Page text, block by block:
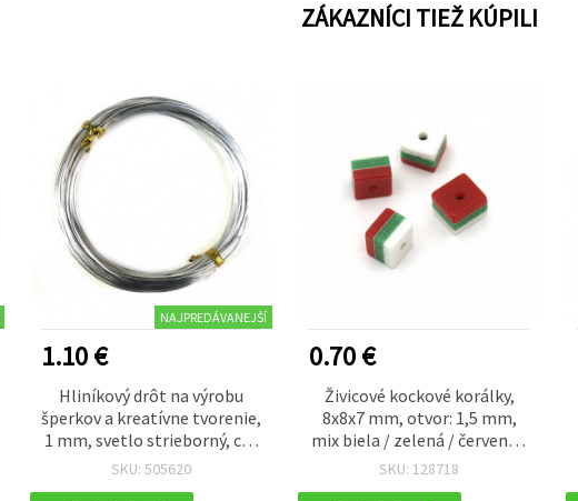
ZÁKAZNÍCI TIEŽ KÚPILI
NAJPREDÁVANEJŠÍ
1.10 €
Hliníkový drôt na výrobu
šperkov a kreatívne tvorenie,
1 mm, svetlo strieborný, cca
10 m
SKU: 505620
0.70 €
Živicové kockové korálky,
8x8x7 mm, otvor: 1,5 mm,
mix biela / zelená / červená -
20 ks
SKU: 128718